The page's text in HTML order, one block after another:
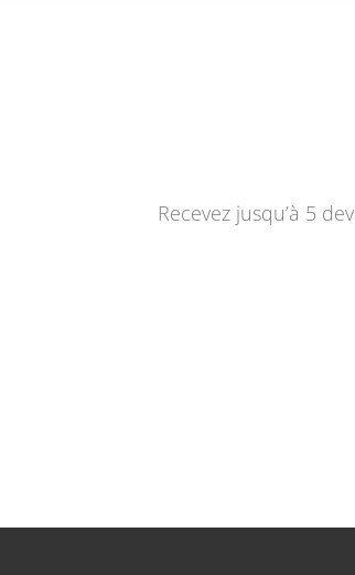
Recevez jusqu’à 5